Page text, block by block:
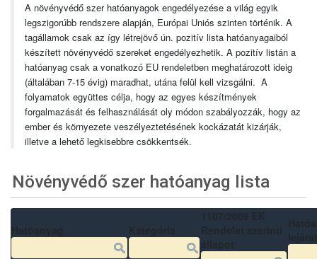
A növényvédő szer hatóanyagok engedélyezése a világ egyik
legszigorúbb rendszere alapján, Európai Uniós szinten történik. A
tagállamok csak az így létrejövő ún. pozitív lista hatóanyagaiból
készített növényvédő szereket engedélyezhetik. A pozitív listán a
hatóanyag csak a vonatkozó EU rendeletben meghatározott ideig
(általában 7-15 évig) maradhat, utána felül kell vizsgálni. A
folyamatok együttes célja, hogy az egyes készítmények
forgalmazását és felhasználását oly módon szabályozzák, hogy az
ember és környezete veszélyeztetésének kockázatát kizárják,
illetve a lehető legkisebbre csökkentsék.
Növényvédő szer hatóanyag lista